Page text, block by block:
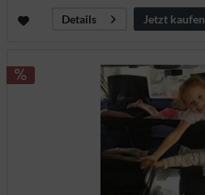
Details Jetzt kaufen